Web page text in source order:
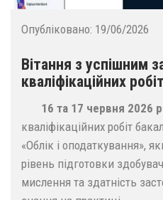
Опубліковано: 19/06/2026
Вітання з успішним
кваліфікаційних робіт
16 та 17 червня 2026
кваліфікаційних робіт
«Облік і оподаткування»,
рівень підготовки
мислення та здатність